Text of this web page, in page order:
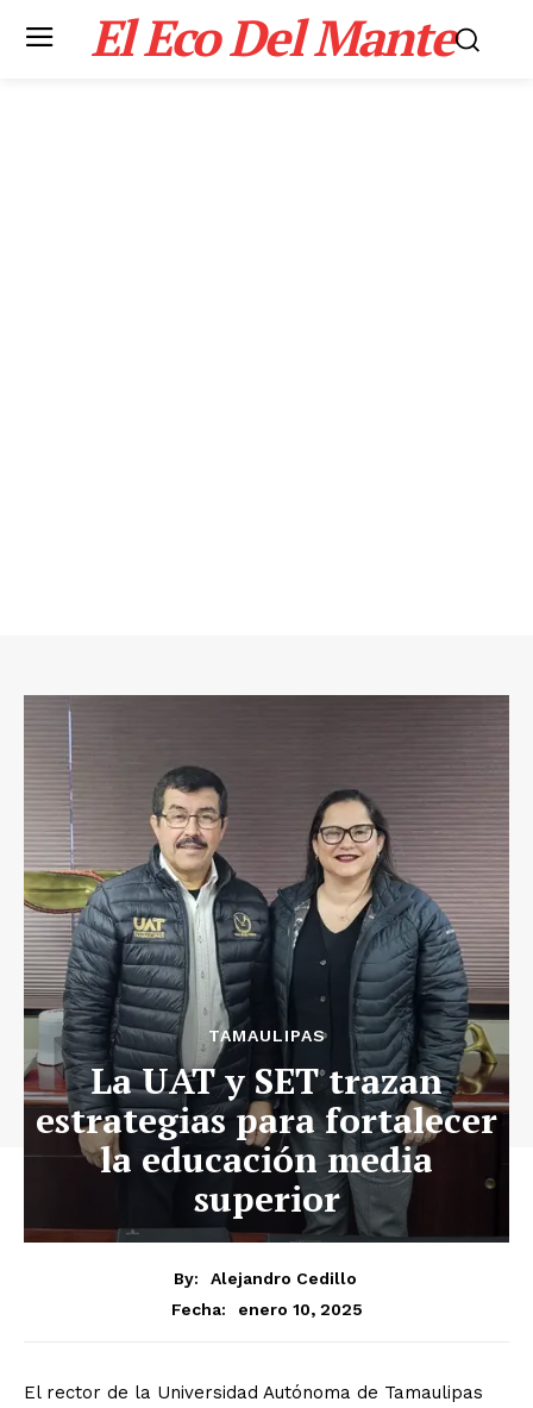
El Eco Del Mante
TAMAULIPAS
La UAT y SET trazan
estrategias para fortalecer
la educación media
superior
By:
Alejandro Cedillo
Fecha:
enero 10, 2025
El rector de la Universidad Autónoma de Tamaulipas